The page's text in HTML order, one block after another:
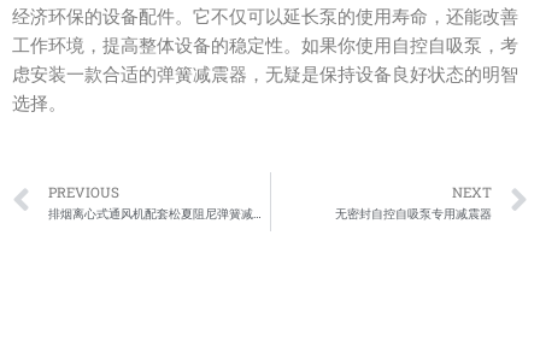
经济环保的设备配件。它不仅可以延长泵的使用寿命，还能改善
工作环境，提高整体设备的稳定性。如果你使用自控自吸泵，考
虑安装一款合适的弹簧减震器，无疑是保持设备良好状态的明智
选择。
Prev
PREVIOUS
排烟离心式通风机配套松夏阻尼弹簧减震器
NEXT
无密封自控自吸泵专用减震器